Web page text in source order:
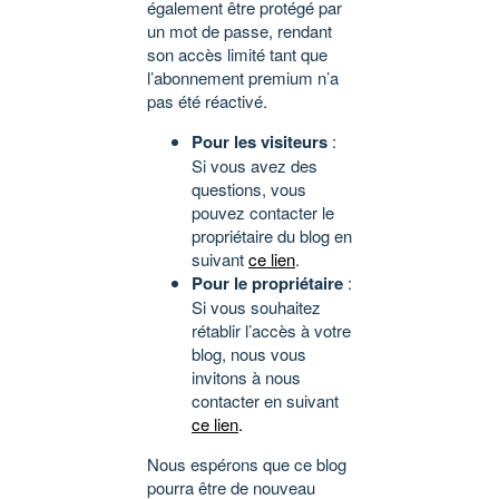
également être protégé par
un mot de passe, rendant
son accès limité tant que
l’abonnement premium n’a
pas été réactivé.
Pour les visiteurs :
Si vous avez des
questions, vous
pouvez contacter le
propriétaire du blog en
suivantce lien.
Pour le propriétaire :
Si vous souhaitez
rétablir l’accès à votre
blog, nous vous
invitons à nous
contacter en suivant
ce lien.
Nous espérons que ce blog
pourra être de nouveau